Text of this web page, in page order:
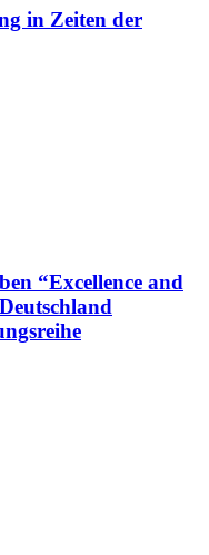
in Zeiten der
“Excellence and